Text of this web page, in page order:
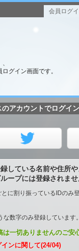
会員ログ
グイン画面です。
アカウントでログイ
している名前や住所
ープには登録されませ
に割り振っているIDのみ
数字のみ登録しています。
一切ありませんのご安
ンに関して(24/04)